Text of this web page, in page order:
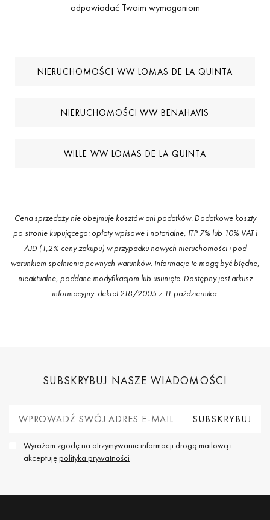
odpowiadać Twoim wymaganiom
NIERUCHOMOŚCI WW LOMAS DE LA QUINTA
NIERUCHOMOŚCI WW BENAHAVIS
WILLE WW LOMAS DE LA QUINTA
Cena sprzedaży nie obejmuje kosztów ani podatków. Dodatkowe koszty
po stronie kupującego: opłaty wpisowe i notarialne, ITP 7% lub 10% VAT i
AJD (1,2% ceny zakupu) w przypadku nowych nieruchomości i pod
warunkiem spełnienia pewnych warunków. Informacje te mogą być błędne,
nieaktualne, poddane modyfikacjom lub usunięte. Dostępny jest arkusz
informacyjny: dekret 218/2005 z 11 października.
SUBSKRYBUJ NASZE WIADOMOŚCI
Wyrażam zgodę na otrzymywanie informacji drogą mailową i
akceptujępolityka prywatności